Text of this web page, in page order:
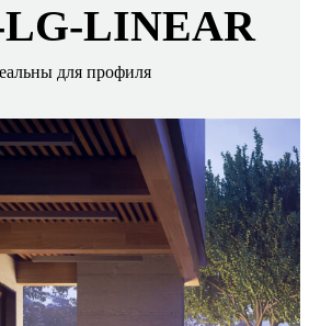
LG-LINEAR
для профиля